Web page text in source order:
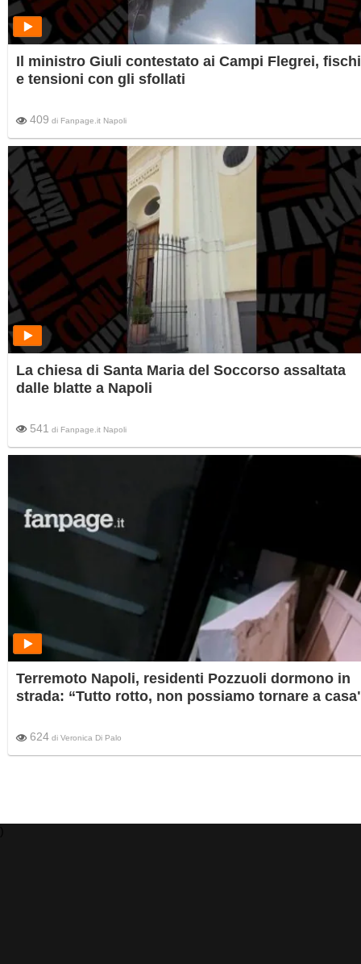
Il ministro Giuli contestato ai Campi Flegrei, fischi
e tensioni con gli sfollati
409 di Fanpage.it Napoli
La chiesa di Santa Maria del Soccorso assaltata
dalle blatte a Napoli
541 di Fanpage.it Napoli
Terremoto Napoli, residenti Pozzuoli dormono in
strada: “Tutto rotto, non possiamo tornare a
624 di Veronica Di Palo